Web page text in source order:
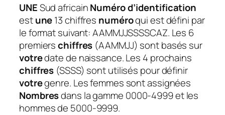
UNESud africainNuméro d’identification
estune13 chiffres numéroqui est défini par
le format suivant: AAMMJJSSSSCAZ. Les 6
premierschiffres (AAMMJJ) sont basés sur
votredate de naissance. Les 4 prochains
chiffres (SSSS) sont utilisés pour définir
votregenre. Les femmes sont assignées
Nombresdans la gamme 0000-4999 et les
hommes de 5000-9999.